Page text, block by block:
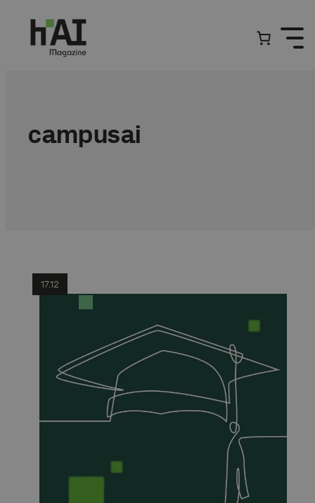
treści
campusai
17.12